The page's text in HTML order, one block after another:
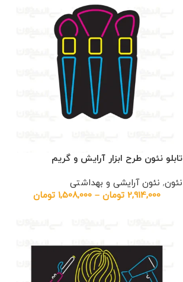
تابلو نئون طرح ابزار آرایش و گریم
نئون, نئون آرایشی و بهداشتی
2,914,000 تومان –
1,508,000 تومان